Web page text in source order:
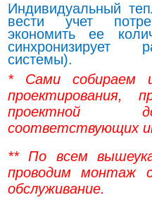
Индивидуальный
вести учет
экономить ее
синхронизирует
системы).
* Сами собираем
проектирования,
проектной
соответствующих
** По всем
проводим монтаж
обслуживание.